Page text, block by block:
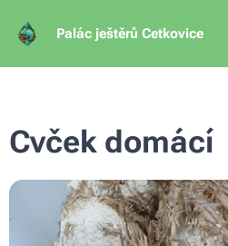
Palác ještěrů Cetkovice
Cvček domácí